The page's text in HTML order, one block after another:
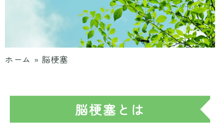
ホーム » 脳梗塞
脳梗塞とは